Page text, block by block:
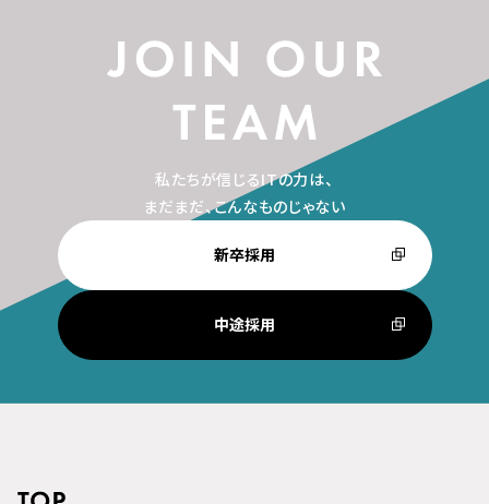
私たちが信じるITの力は、
まだまだ、こんなものじゃない
新卒採用
中途採用